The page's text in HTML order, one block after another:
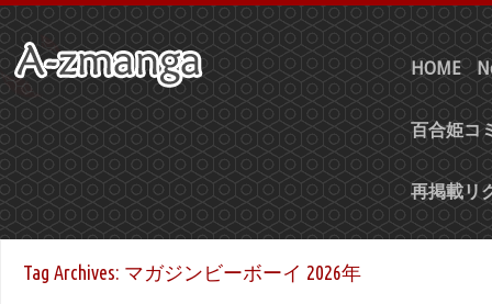
HOME
百合姫コ
再掲載リ
Tag Archives: マガジンビーボーイ 2026年